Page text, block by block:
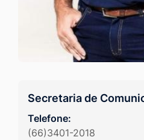
Secretaria de
Telefone:
(66)3401-2018